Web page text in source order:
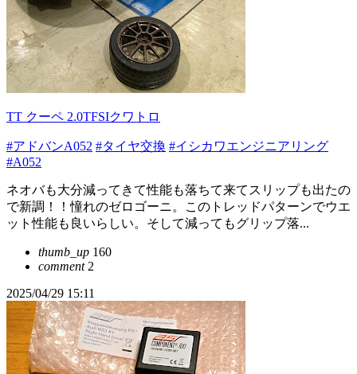
TT クーペ 2.0TFSIクワトロ
#アドバンA052 #タイヤ交換 #イシカワエンジニアリング
#A052
ネオバも大分減ってきて性能も落ちて来てスリップも出たの
で新調！！憧れのゼロゴーニ。このトレッドパターンでウエ
ット性能も良いらしい。そして減ってもグリップ落...
thumb_up 160
comment2
2025/04/29 15:11